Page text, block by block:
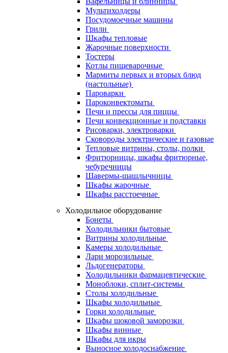
Мультихолдеры
Посудомоечные машины
Грили
Шкафы тепловые
Жарочные поверхности
Тостеры
Котлы пищеварочные
Мармиты первых и вторых блюд
(настольные)
Пароварки
Пароконвектоматы
Печи и прессы для пиццы
Печи конвекционные и подставки
Рисоварки, электроварки
Сковороды электрические и газовые
Тепловые витрины, столы, полки
Фритюрницы, шкафы фритюрные,
чебуречницы
Шавермы-шашлычницы
Шкафы жарочные
Шкафы расстоечные
Холодильное оборудование
Бонеты
Холодильники бытовые
Витрины холодильные
Камеры холодильные
Лари морозильные
Льдогенераторы
Холодильники фармацевтические
Моноблоки, сплит-системы
Столы холодильные
Шкафы холодильные
Горки холодильные
Шкафы шоковой заморозки
Шкафы винные
Шкафы для икры
Выносное холодоснабжение